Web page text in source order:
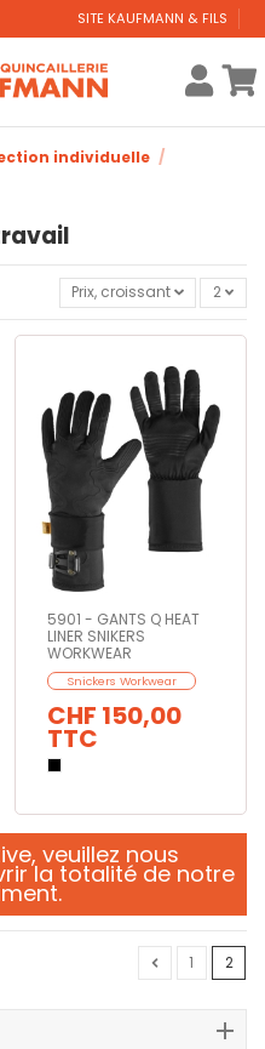
SITE KAUFMANN & FILS
individuelle
Prix, croissant 2
5901 - GANTS Q HEAT
LINER SNIKERS
WORKWEAR
Snickers Workwear
CHF 150,00
TTC
veuillez nous
la totalité de notre
1 2